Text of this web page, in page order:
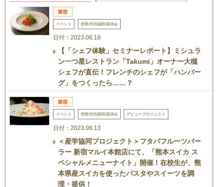
イベント 授業/特別講師/講演会
日付：2023.06.18
【「シェフ体験」セミナーレポート】ミシュラ
ン一つ星レストラン「Takumi」オーナー大槻
シェフが直伝！フレンチのシェフが「ハンバー
グ」をつくったら……？
イベント 授業/特別講師/講演会 デビュープロジェクト
日付：2023.06.13
＜産学協同プロジェクト＞フタバフルーツパー
ラー 新宿マルイ本館店にて、「熊本スイカ ス
ペシャルメニューナイト」開催！在校生が、熊
本県産スイカを使ったパスタやスイーツを調
理・提供！